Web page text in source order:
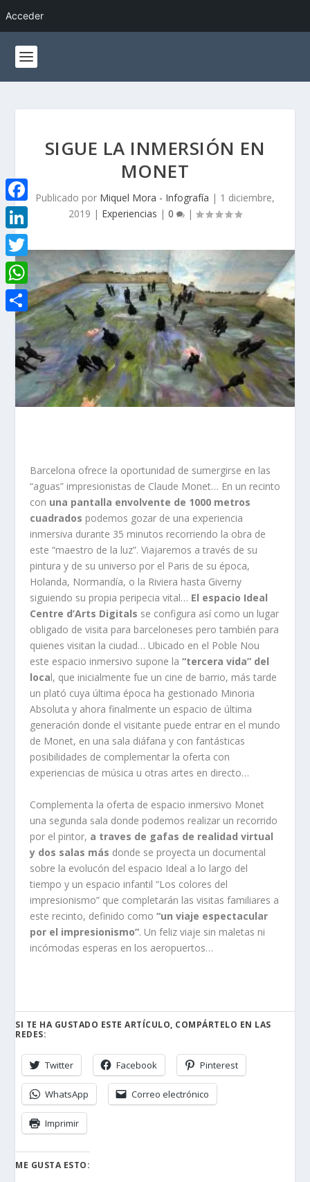
Acceder
SIGUE LA INMERSIÓN EN
MONET
Publicado por Miquel Mora - Infografía | 1 diciembre,
2019 | Experiencias | 0 |
Barcelona ofrece la oportunidad de sumergirse en las
“aguas” impresionistas de Claude Monet… En un recinto
con una pantalla envolvente de 1000 metros
cuadrados podemos gozar de una experiencia
inmersiva durante 35 minutos recorriendo la obra de
este “maestro de la luz”. Viajaremos a través de su
pintura y de su universo por el Paris de su época,
Holanda, Normandía, o la Riviera hasta Giverny
siguiendo su propia peripecia vital… El espacio Ideal
Centre d’Arts Digitals se configura así como un lugar
obligado de visita para barceloneses pero también para
quienes visitan la ciudad… Ubicado en el Poble Nou
este espacio inmersivo supone la “tercera vida” del
local, que inicialmente fue un cine de barrio, más tarde
un plató cuya última época ha gestionado Minoria
Absoluta y ahora finalmente un espacio de última
generación donde el visitante puede entrar en el mundo
de Monet, en una sala diáfana y con fantásticas
posibilidades de complementar la oferta con
experiencias de música u otras artes en directo…
Complementa la oferta de espacio inmersivo Monet
una segunda sala donde podemos realizar un recorrido
por el pintor, a traves de gafas de realidad virtual
y dos salas más donde se proyecta un documental
sobre la evolucón del espacio Ideal a lo largo del
tiempo y un espacio infantil “Los colores del
impresionismo” que completarán las visitas familiares a
este recinto, definido como “un viaje espectacular
por el impresionismo”. Un feliz viaje sin maletas ni
incómodas esperas en los aeropuertos…
SI TE HA GUSTADO ESTE ARTÍCULO, COMPÁRTELO EN LAS
REDES:
Twitter Facebook Pinterest
WhatsApp Correo electrónico
Imprimir
ME GUSTA ESTO:
F
a
c
e
b
L
i
n
k
T
w
i
W